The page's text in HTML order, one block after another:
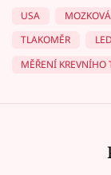
USA
TLAKOMĚR
MĚŘENÍ KREVNÍHO